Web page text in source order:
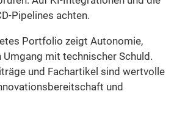
Pipelines achten.
Portfolio zeigt Autonomie,
Umgang mit technischer Schuld.
und Fachartikel sind wertvolle
und